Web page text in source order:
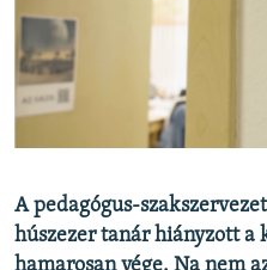
VILÁG
KLÍMAVÁLTOZÁS
A MÚLT TANULSÁGAI
KÖVESSEN MINKET!
A pedagógus-
húszezer tanár hiányzott a